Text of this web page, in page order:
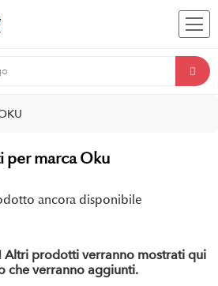
per marca Oku
ancora disponibile
Altri prodotti verranno mostrati qui
che verranno aggiunti.